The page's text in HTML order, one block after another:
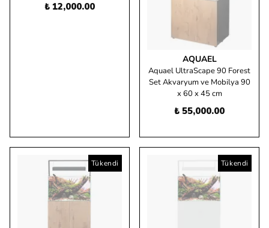
₺ 12,000.00
AQUAEL
Aquael UltraScape 90 Forest
Set Akvaryum ve Mobilya 90
x 60 x 45 cm
₺ 55,000.00
Tükendi Tükendi